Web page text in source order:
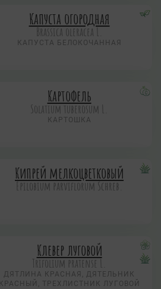
Капуста огородная
Brassica oleracea L.
КАПУСТА БЕЛОКОЧАННАЯ
Картофель
Solatium tuberosum L.
КАРТОШКА
Кипрей мелкоцветковый
Epilobium parviflorum Schreb.
Клевер луговой
Trifolium pratense L.
ДЯТЛИНА КРАСНАЯ, ДЯТЕЛЬНИК
КРАСНЫЙ, ТРЕХЛИСТНИК ЛУГОВОЙ